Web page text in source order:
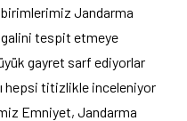
Jandarma
tespit etmeye
gayret sarf ediyorlar
hepsi titizlikle inceleniyor
Emniyet, Jandarma